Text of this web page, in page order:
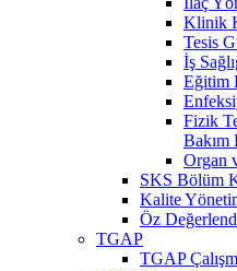
Klinik
Tesis
İş
Eğitim
Fizik
Bakım
Organ
SKS Bölüm
Kalite
Öz
TGAP
TGAP